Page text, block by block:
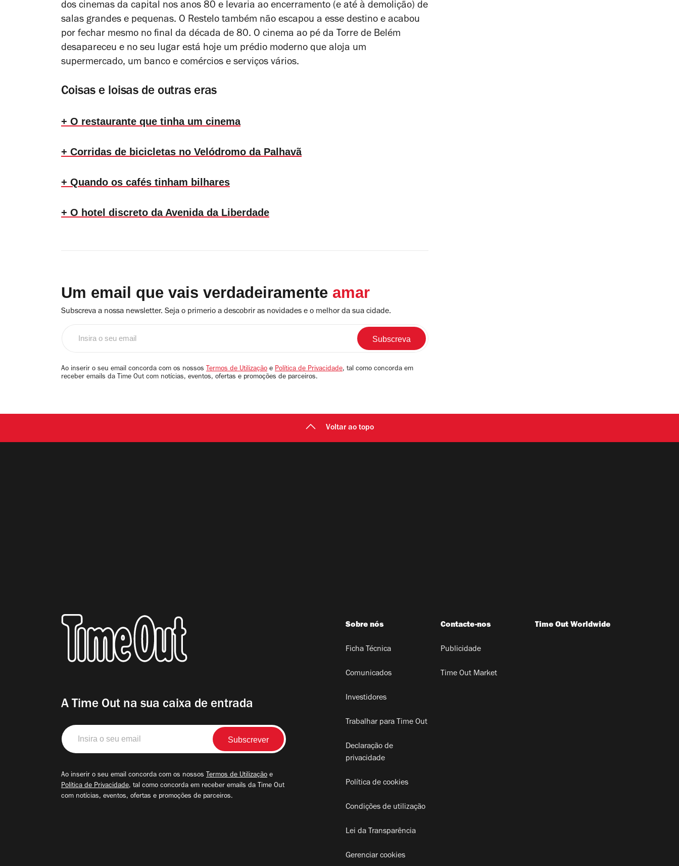
dos cinemas da capital nos anos 80 e levaria ao encerramento (e até à demolição) de
salas grandes e pequenas. O Restelo também não escapou a esse destino e acabou
por fechar mesmo no final da década de 80. O cinema ao pé da Torre de Belém
desapareceu e no seu lugar está hoje um prédio moderno que aloja um
supermercado, um banco e comércios e serviços vários.
Coisas e loisas de outras eras
+ O restaurante que tinha um cinema
+ Corridas de bicicletas no Velódromo da Palhavã
+ Quando os cafés tinham bilhares
+ O hotel discreto da Avenida da Liberdade
Um email que vais verdadeiramente amar
Subscreva a nossa newsletter. Seja o primerio a descobrir as novidades e o melhor da sua cidade.
email
Ao inserir o seu email concorda com os nossos Termos de Utilização e Política de Privacidade, tal como concorda em
receber emails da Time Out com notícias, eventos, ofertas e promoções de parceiros.
Voltar ao topo
A Time Out na sua caixa de entrada
Insira
o
seu
Ao inserir o seu email concorda com os nossos Termos de Utilização e
Política de Privacidade, tal como concorda em receber emails da Time Out
com notícias, eventos, ofertas e promoções de parceiros.
Sobre nós
Ficha Técnica
Comunicados
Investidores
Trabalhar para Time Out
Declaração de
privacidade
Política de cookies
Condições de utilização
Lei da Transparência
Gerenciar cookies
Contacte-nos
Publicidade
Time Out Market
Time Out Worldwide